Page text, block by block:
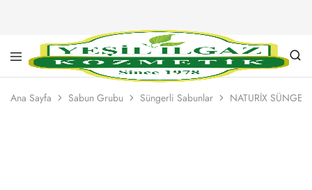
Ilgaz
Kozmetik
Asırlık
Kalite
Ana Sayfa Sabun Grubu Süngerli Sabunlar NATURİX